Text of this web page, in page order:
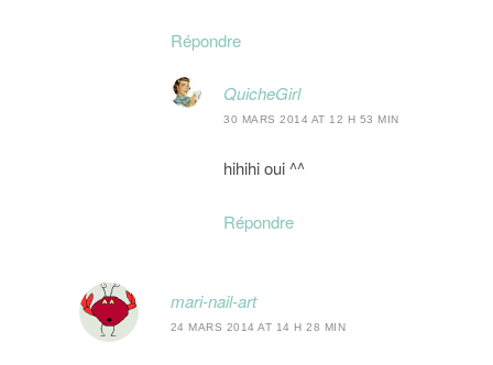
Répondre
QuicheGirl
30 MARS 2014 AT 12 H 53 MIN
hihihi oui ^^
Répondre
mari-nail-art
24 MARS 2014 AT 14 H 28 MIN